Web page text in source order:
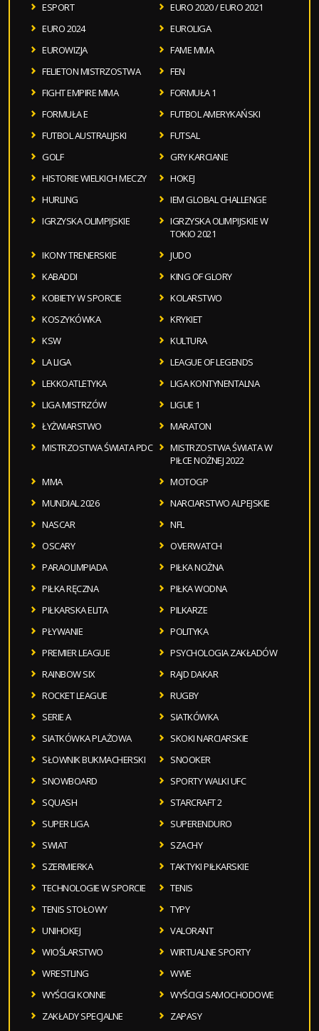
ESPORT
EURO 2020 / EURO 2021
EURO 2024
EUROLIGA
EUROWIZJA
FAME MMA
FELIETON MISTRZOSTWA
FEN
FIGHT EMPIRE MMA
FORMUŁA 1
FORMUŁA E
FUTBOL AMERYKAŃSKI
FUTBOL AUSTRALIJSKI
FUTSAL
GOLF
GRY KARCIANE
HISTORIE WIELKICH MECZY
HOKEJ
HURLING
IEM GLOBAL CHALLENGE
IGRZYSKA OLIMPIJSKIE
IGRZYSKA OLIMPIJSKIE W
TOKIO 2021
IKONY TRENERSKIE
JUDO
KABADDI
KING OF GLORY
KOBIETY W SPORCIE
KOLARSTWO
KOSZYKÓWKA
KRYKIET
KSW
KULTURA
LA LIGA
LEAGUE OF LEGENDS
LEKKOATLETYKA
LIGA KONTYNENTALNA
LIGA MISTRZÓW
LIGUE 1
ŁYŻWIARSTWO
MARATON
MISTRZOSTWA ŚWIATA PDC
MISTRZOSTWA ŚWIATA W
PIŁCE NOŻNEJ 2022
MMA
MOTOGP
MUNDIAL 2026
NARCIARSTWO ALPEJSKIE
NASCAR
NFL
OSCARY
OVERWATCH
PARAOLIMPIADA
PIŁKA NOŻNA
PIŁKA RĘCZNA
PIŁKA WODNA
PIŁKARSKA ELITA
PILKARZE
PŁYWANIE
POLITYKA
PREMIER LEAGUE
PSYCHOLOGIA ZAKŁADÓW
RAINBOW SIX
RAJD DAKAR
ROCKET LEAGUE
RUGBY
SERIE A
SIATKÓWKA
SIATKÓWKA PLAŻOWA
SKOKI NARCIARSKIE
SŁOWNIK BUKMACHERSKI
SNOOKER
SNOWBOARD
SPORTY WALKI UFC
SQUASH
STARCRAFT 2
SUPER LIGA
SUPERENDURO
SWIAT
SZACHY
SZERMIERKA
TAKTYKI PIŁKARSKIE
TECHNOLOGIE W SPORCIE
TENIS
TENIS STOŁOWY
TYPY
UNIHOKEJ
VALORANT
WIOŚLARSTWO
WIRTUALNE SPORTY
WRESTLING
WWE
WYŚCIGI KONNE
WYŚCIGI SAMOCHODOWE
ZAKŁADY SPECJALNE
ZAPASY